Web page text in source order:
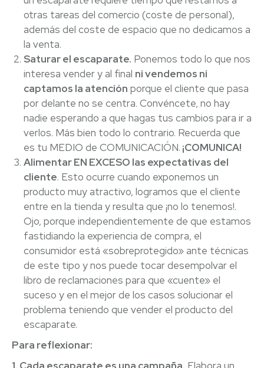
otras tareas del comercio (coste de personal),
además del coste de espacio que no dedicamos a
la venta.
Saturar el escaparate. Ponemos todo lo que nos
interesa vender y al final ni vendemos ni
captamos la atención porque el cliente que pasa
por delante no se centra. Convéncete, no hay
nadie esperando a que hagas tus cambios para ir a
verlos. Más bien todo lo contrario. Recuerda que
es tu MEDIO de COMUNICACIÓN. ¡COMUNICA!
Alimentar EN EXCESO las expectativas del
cliente. Esto ocurre cuando exponemos un
producto muy atractivo, logramos que el cliente
entre en la tienda y resulta que ¡no lo tenemos!.
Ojo, porque independientemente de que estamos
fastidiando la experiencia de compra, el
consumidor está «sobreprotegido» ante técnicas
de este tipo y nos puede tocar desempolvar el
libro de reclamaciones para que «cuente» el
suceso y en el mejor de los casos solucionar el
problema teniendo que vender el producto del
escaparate.
Para reflexionar: